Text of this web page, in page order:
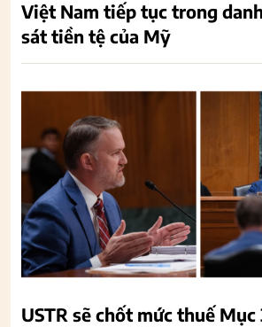
Việt Nam tiếp tục trong
sát tiền tệ của Mỹ
USTR sẽ chốt mức thuế